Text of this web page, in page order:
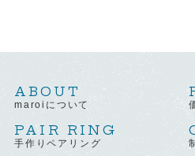
ABOUT
maroiについて
PAIR RING
手作りペアリング